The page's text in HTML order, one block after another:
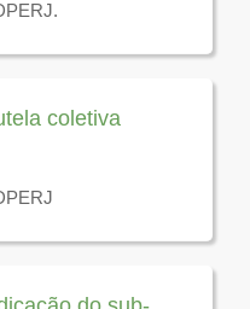
31 de dezembro de
coletiva
31 de dezembro de